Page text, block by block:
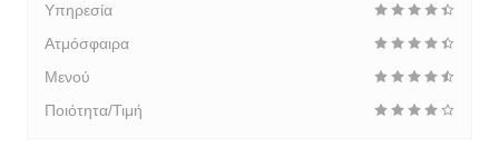
Υπηρεσία
Ατμόσφαιρα
Μενού
Ποιότητα/Τιμή